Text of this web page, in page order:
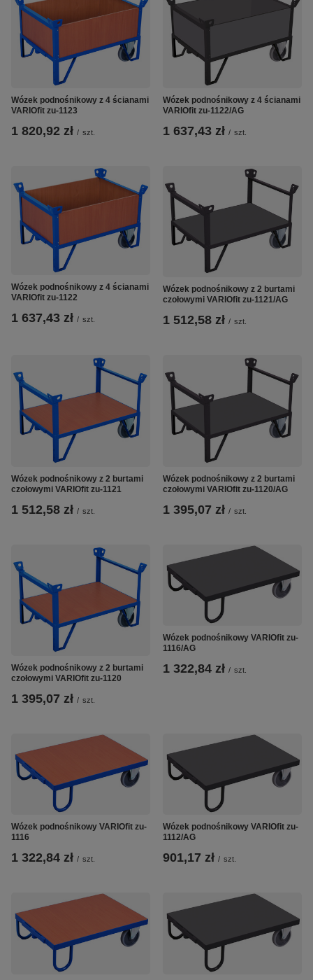
Wózek podnośnikowy z 4 ścianami
VARIOfit zu-1123
1 820,92 zł / szt.
Wózek podnośnikowy z 4 ścianami
VARIOfit zu-1122/AG
1 637,43 zł / szt.
Wózek podnośnikowy z 4 ścianami
VARIOfit zu-1122
1 637,43 zł / szt.
Wózek podnośnikowy z 2 burtami
czołowymi VARIOfit zu-1121/AG
1 512,58 zł / szt.
Wózek podnośnikowy z 2 burtami
czołowymi VARIOfit zu-1121
1 512,58 zł / szt.
Wózek podnośnikowy z 2 burtami
czołowymi VARIOfit zu-1120/AG
1 395,07 zł / szt.
Wózek podnośnikowy z 2 burtami
czołowymi VARIOfit zu-1120
1 395,07 zł / szt.
Wózek podnośnikowy VARIOfit zu-
1116/AG
1 322,84 zł / szt.
Wózek podnośnikowy VARIOfit zu-
1116
1 322,84 zł / szt.
Wózek podnośnikowy VARIOfit zu-
1112/AG
901,17 zł / szt.